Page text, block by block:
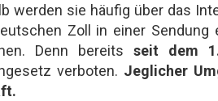
werden sie häufig über das
Zoll in einer
Denn bereits seit dem
verboten. Jeglicher